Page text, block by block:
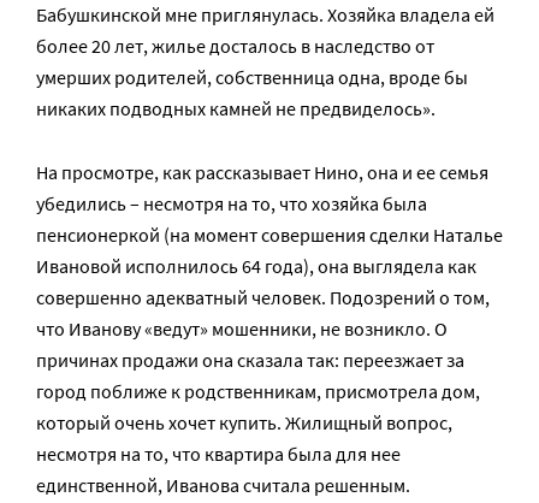
Бабушкинской мне приглянулась. Хозяйка владела ей
более 20 лет, жилье досталось в наследство от
умерших родителей, собственница одна, вроде бы
никаких подводных камней не предвиделось».
На просмотре, как рассказывает Нино, она и ее семья
убедились – несмотря на то, что хозяйка была
пенсионеркой (на момент совершения сделки Наталье
Ивановой исполнилось 64 года), она выглядела как
совершенно адекватный человек. Подозрений о том,
что Иванову «ведут» мошенники, не возникло. О
причинах продажи она сказала так: переезжает за
город поближе к родственникам, присмотрела дом,
который очень хочет купить. Жилищный вопрос,
несмотря на то, что квартира была для нее
единственной, Иванова считала решенным.